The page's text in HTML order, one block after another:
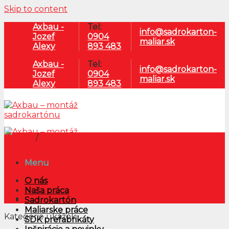
Skip to content
Axbau -
Jozef
Alexy
Tel:
0904
893 483
info@sadrokarton-
maliar.sk
Axbau -
Jozef
Alexy
Tel:
0904
893 483
info@sadrokarton-
maliar.sk
Menu
O nás
Naša práca
Sadrokartón
Maliarske práce
SDK prefabrikáty
Domov /
Kategórie ukážok